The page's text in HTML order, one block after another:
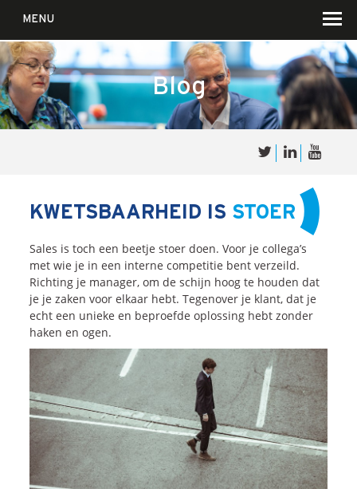
MENU
Waar wij in geloven …
Voor wie?
Iets over joúw SalesCultuur
De partners
Onze dienstverlening
Commerciële diagnoses
(Sales)Cultuurtransformaties
Diagnose winnende Tenders
Een
winnende
Tender
Blog
KWETSBAARHEID IS STOER
Sales is toch een beetje stoer doen. Voor je collega’s
met wie je in een interne competitie bent verzeild.
Richting je manager, om de schijn hoog te houden dat
je je zaken voor elkaar hebt. Tegenover je klant, dat je
echt een unieke en beproefde oplossing hebt zonder
haken en ogen.